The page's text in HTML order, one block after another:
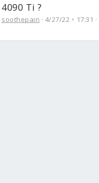
4090 Ti ?
soothepain 4/27/22，17:31